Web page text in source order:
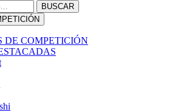
BUSCAR
DE COMPETICIÓN